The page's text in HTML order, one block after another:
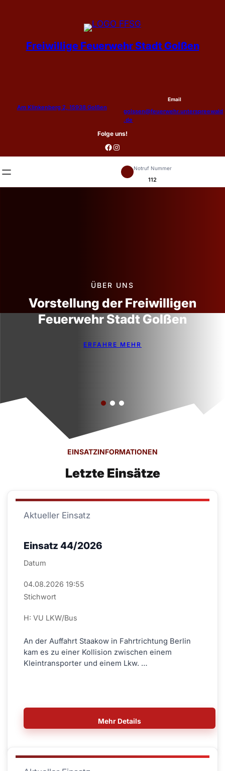
Am Klinkenberg 2, 15938 Golßen
Freiwillige Feuerwehr Stadt Golßen
Email
golssen@feuerwehr.unterspreewald
.de
Folge uns!
Facebook Instagram
Notruf Nummer
112
ÜBER UNS
Vorstellung der Freiwilligen
Feuerwehr Stadt Golßen
ERFAHRE MEHR
EINSATZINFORMATIONEN
Letzte Einsätze
Aktueller Einsatz
Einsatz 44/2026
Datum
04.08.2026 19:55
Stichwort
H: VU LKW/Bus
An der Auffahrt Staakow in Fahrtrichtung Berlin
kam es zu einer Kollision zwischen einem
Kleintransporter und einem Lkw. …
Mehr Details